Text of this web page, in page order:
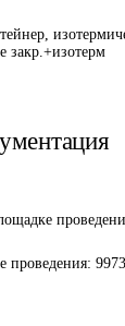
закр.+изотерм
проведения: 9973